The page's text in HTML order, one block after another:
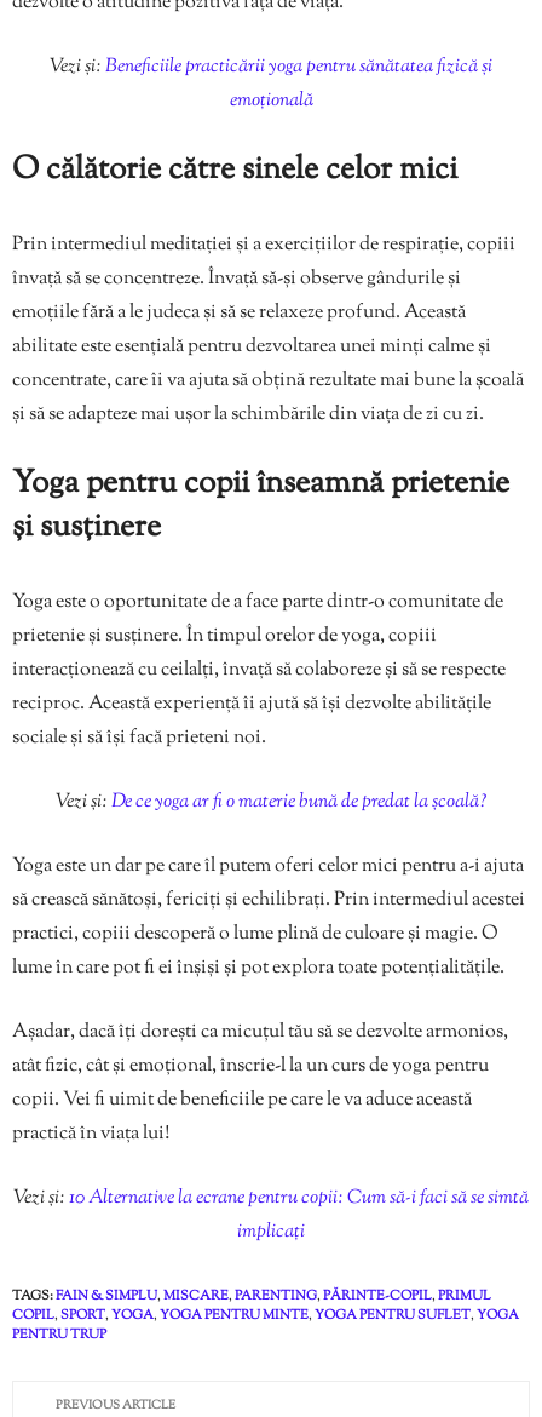
Vezi și:Beneficiile practicării yoga pentru sănătatea fizică și
emoțională
O călătorie către sinele celor mici
Prin intermediul meditației și a exercițiilor de respirație, copiii
învață să se concentreze. Învață să-și observe gândurile și
emoțiile fără a le judeca și să se relaxeze profund. Această
abilitate este esențială pentru dezvoltarea unei minți calme și
concentrate, care îi va ajuta să obțină rezultate mai bune la școală
și să se adapteze mai ușor la schimbările din viața de zi cu zi.
Yoga pentru copii înseamnă prietenie
și susținere
Yoga este o oportunitate de a face parte dintr-o comunitate de
prietenie și susținere. În timpul orelor de yoga, copiii
interacționează cu ceilalți, învață să colaboreze și să se respecte
reciproc. Această experiență îi ajută să își dezvolte abilitățile
sociale și să își facă prieteni noi.
Vezi și:De ce yoga ar fi o materie bună de predat la școală?
Yoga este un dar pe care îl putem oferi celor mici pentru a-i ajuta
să crească sănătoși, fericiți și echilibrați. Prin intermediul acestei
practici, copiii descoperă o lume plină de culoare și magie. O
lume în care pot fi ei înșiși și pot explora toate potențialitățile.
Așadar, dacă îți dorești ca micuțul tău să se dezvolte armonios,
atât fizic, cât și emoțional, înscrie-l la un curs de yoga pentru
copii. Vei fi uimit de beneficiile pe care le va aduce această
practică în viața lui!
Vezi și:10 Alternative la ecrane pentru copii: Cum să-i faci să se simtă
implicați
TAGS:FAIN & SIMPLU,MISCARE,PARENTING,PĂRINTE-COPIL,PRIMUL
COPIL,SPORT,YOGA,YOGA PENTRU MINTE,YOGA PENTRU SUFLET,YOGA
PENTRU TRUP
PREVIOUS ARTICLE